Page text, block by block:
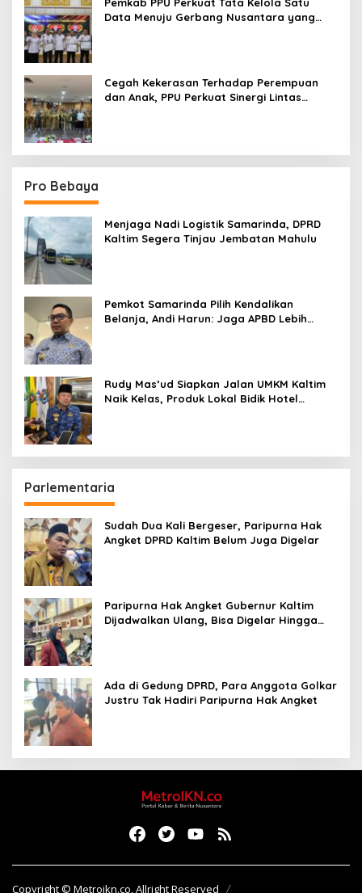
Data Menuju Gerbang Nusantara yang
Cegah Kekerasan Terhadap Perempuan
dan Anak, PPU Perkuat Sinergi Lintas
Pro Bebaya
Menjaga Nadi Logistik Samarinda, DPRD
Kaltim Segera Tinjau Jembatan Mahulu
Pemkot Samarinda Pilih Kendalikan
Belanja, Andi Harun: Jaga APBD Lebih
Rudy Mas’ud Siapkan Jalan UMKM Kaltim
Naik Kelas, Produk Lokal Bidik Hotel
Parlementaria
Sudah Dua Kali Bergeser, Paripurna Hak
Angket DPRD Kaltim Belum Juga Digelar
Paripurna Hak Angket Gubernur Kaltim
Dijadwalkan Ulang, Bisa Digelar Hingga
Ada di Gedung DPRD, Para Anggota Golkar
Justru Tak Hadiri Paripurna Hak Angket
Copyright © Metroikn.co, Allright Reserved